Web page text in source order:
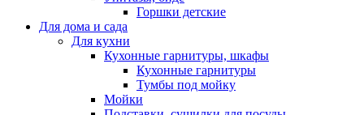
Горшки детские
Для дома и сада
Для кухни
Кухонные гарнитуры, шкафы
Кухонные гарнитуры
Тумбы под мойку
Мойки